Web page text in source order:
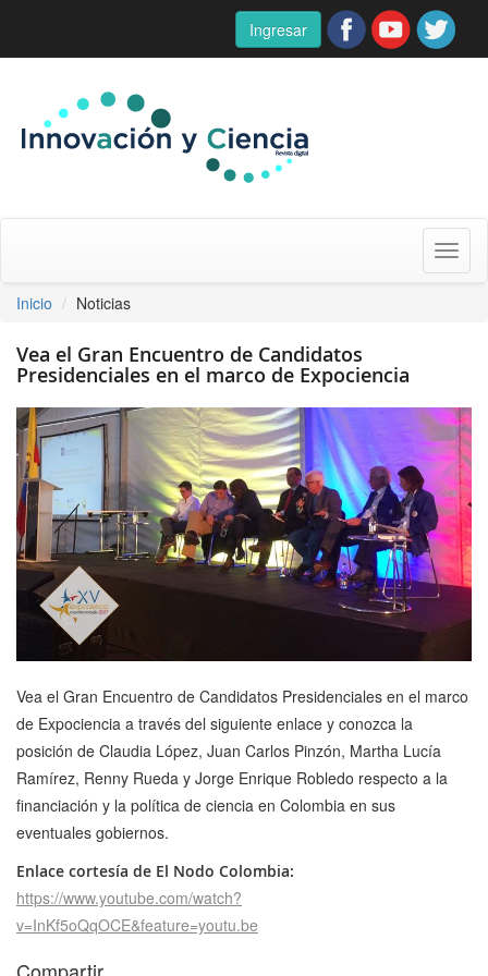
Ingresar
Inicio
Noticias
Vea el Gran Encuentro de Candidatos
Presidenciales en el marco de Expociencia
Vea el Gran Encuentro de Candidatos Presidenciales en el marco
de Expociencia a través del siguiente enlace y conozca la
posición de Claudia López, Juan Carlos Pinzón, Martha Lucía
Ramírez, Renny Rueda y Jorge Enrique Robledo respecto a la
financiación y la política de ciencia en Colombia en sus
eventuales gobiernos.
Enlace cortesía de El Nodo Colombia:
https://www.youtube.com/watch?
v=InKf5oQqOCE&feature=youtu.be